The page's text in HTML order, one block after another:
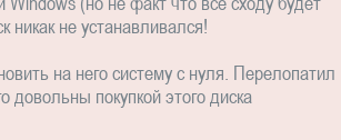
не устанавливался!
на него систему с нуля. Перелопатил
покупкой этого диска